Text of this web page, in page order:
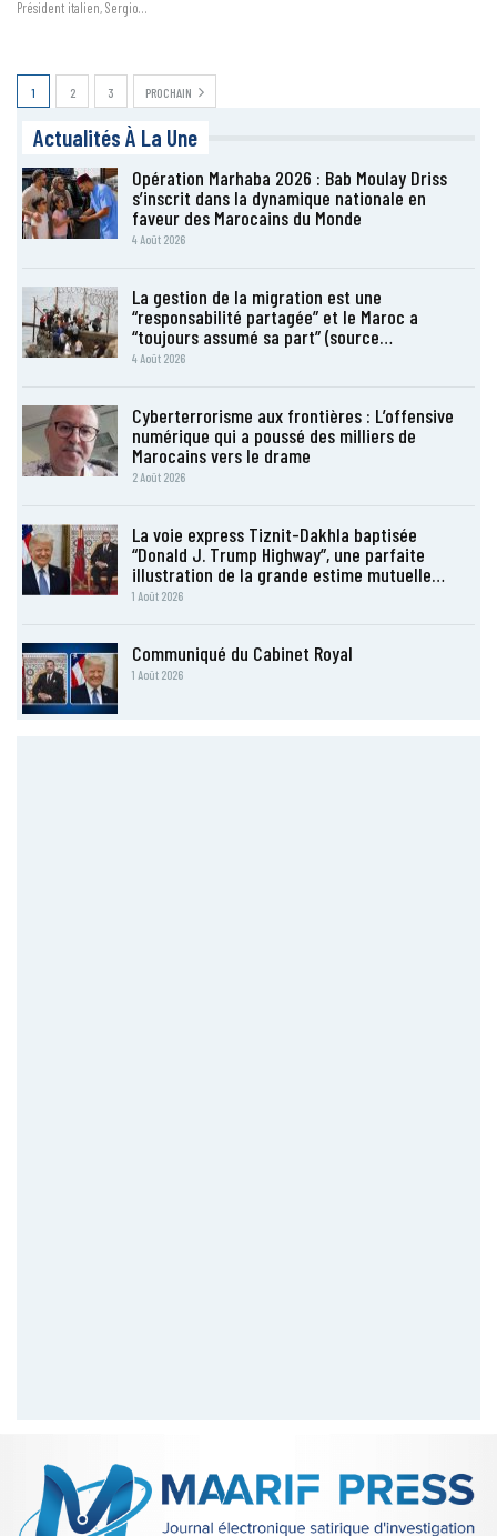
Président italien, Sergio…
1 2 3 PROCHAIN
Actualités À La Une
Opération Marhaba 2026 : Bab Moulay Driss
s’inscrit dans la dynamique nationale en
faveur des Marocains du Monde
4 Août 2026
La gestion de la migration est une
“responsabilité partagée” et le Maroc a
“toujours assumé sa part” (source…
4 Août 2026
Cyberterrorisme aux frontières : L’offensive
numérique qui a poussé des milliers de
Marocains vers le drame
2 Août 2026
La voie express Tiznit-Dakhla baptisée
“Donald J. Trump Highway”, une parfaite
illustration de la grande estime mutuelle…
1 Août 2026
Communiqué du Cabinet Royal
1 Août 2026